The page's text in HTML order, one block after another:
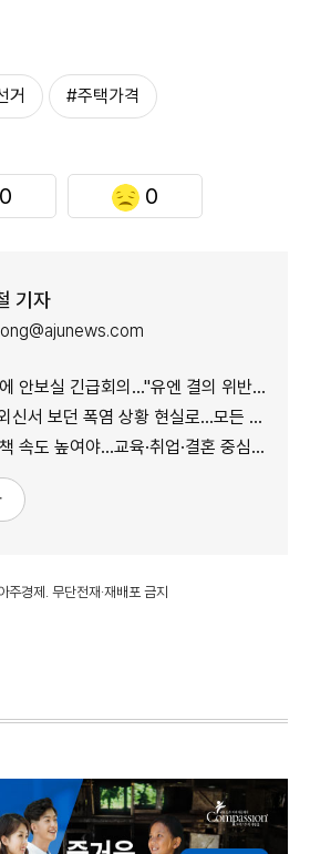
거 #주택가격
0 0
기자
실 긴급회의…"유엔 결의 위반, 즉각 중단 촉구"
던 폭염 상황 현실로…모든 행정력 총동원하라"
높여야…교육·취업·결혼 중심 정책 재편"
경제. 무단전재·재배포 금지